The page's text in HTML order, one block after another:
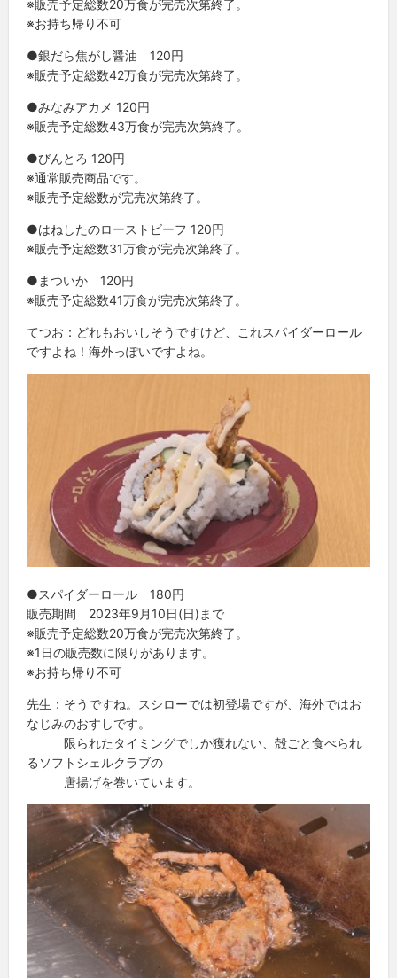
※販売予定総数20万食が完売次第終了。
※お持ち帰り不可
●銀だら焦がし醤油 120円
※販売予定総数42万食が完売次第終了。
●みなみアカメ 120円
※販売予定総数43万食が完売次第終了。
●びんとろ 120円
※通常販売商品です。
※販売予定総数が完売次第終了。
●はねしたのローストビーフ 120円
※販売予定総数31万食が完売次第終了。
●まついか 120円
※販売予定総数41万食が完売次第終了。
てつお：どれもおいしそうですけど、これスパイダーロール
ですよね！海外っぽいですよね。
●スパイダーロール 180円
販売期間 2023年9月10日(日)まで
※販売予定総数20万食が完売次第終了。
※1日の販売数に限りがあります。
※お持ち帰り不可
先生：そうですね。スシローでは初登場ですが、海外ではお
なじみのおすしです。
限られたタイミングでしか獲れない、殻ごと食べられ
るソフトシェルクラブの
唐揚げを巻いています。